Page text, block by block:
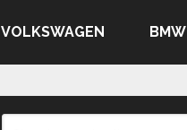
VOLKSWAGEN BMW